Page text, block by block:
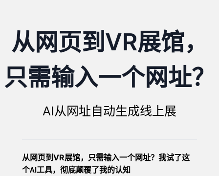
从网页到VR展馆，
只需输入一个网址？
AI从网址自动生成线上展
从网页到 VR展馆，只需输入一个网址？我试了这
个AI 工具，彻底颠覆了我的认知